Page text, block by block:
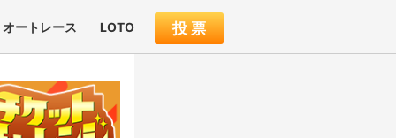
オートレース LOTO 投 票